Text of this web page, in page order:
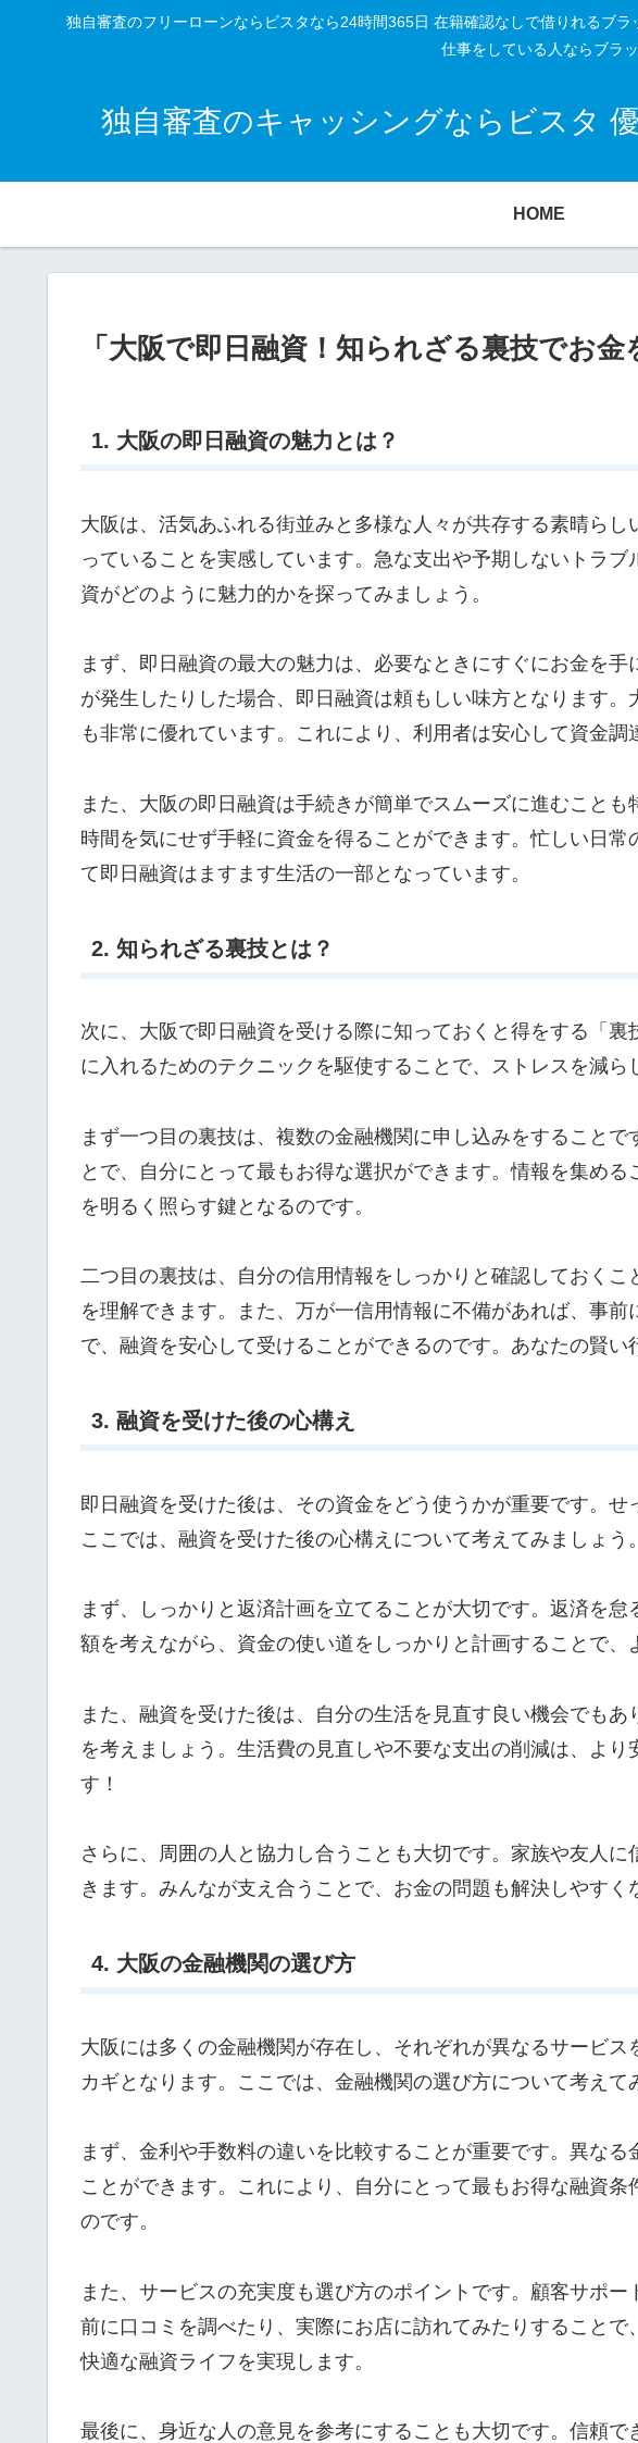
独自審査のフリーローンならビスタなら24時間365日 在籍確認なしで借りれるブ
仕事をしている人ならブラ
独自審査のキャッシングならビスタ
HOME
「大阪で即日融資！知られざる裏技でお金
1. 大阪の即日融資の魅力とは？
大阪は、活気あふれる街並みと多様な人々が共存する素晴ら
っていることを実感しています。急な支出や予期しないトラ
資がどのように魅力的かを探ってみましょう。
まず、即日融資の最大の魅力は、必要なときにすぐにお金を
が発生したりした場合、即日融資は頼もしい味方となります
も非常に優れています。これにより、利用者は安心して資金調
また、大阪の即日融資は手続きが簡単でスムーズに進むこと
時間を気にせず手軽に資金を得ることができます。忙しい日
て即日融資はますます生活の一部となっています。
2. 知られざる裏技とは？
次に、大阪で即日融資を受ける際に知っておくと得をする「
に入れるためのテクニックを駆使することで、ストレスを減ら
まず一つ目の裏技は、複数の金融機関に申し込みをすること
とで、自分にとって最もお得な選択ができます。情報を集め
を明るく照らす鍵となるのです。
二つ目の裏技は、自分の信用情報をしっかりと確認しておく
を理解できます。また、万が一信用情報に不備があれば、事
で、融資を安心して受けることができるのです。あなたの賢い
3. 融資を受けた後の心構え
即日融資を受けた後は、その資金をどう使うかが重要です。
ここでは、融資を受けた後の心構えについて考えてみましょう。
まず、しっかりと返済計画を立てることが大切です。返済を
額を考えながら、資金の使い道をしっかりと計画することで
また、融資を受けた後は、自分の生活を見直す良い機会でも
を考えましょう。生活費の見直しや不要な支出の削減は、よ
す！
さらに、周囲の人と協力し合うことも大切です。家族や友人
きます。みんなが支え合うことで、お金の問題も解決しやす
4. 大阪の金融機関の選び方
大阪には多くの金融機関が存在し、それぞれが異なるサービ
カギとなります。ここでは、金融機関の選び方について考えて
まず、金利や手数料の違いを比較することが重要です。異な
ことができます。これにより、自分にとって最もお得な融資
のです。
また、サービスの充実度も選び方のポイントです。顧客サポ
前に口コミを調べたり、実際にお店に訪れてみたりすること
快適な融資ライフを実現します。
最後に、身近な人の意見を参考にすることも大切です。信頼